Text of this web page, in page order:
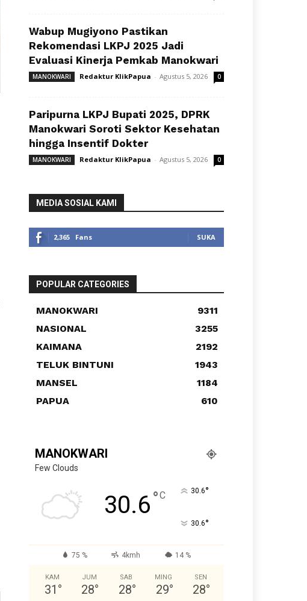
Wabup Mugiyono Pastikan
Rekomendasi LKPJ 2025 Jadi
Evaluasi Kinerja Pemkab Manokwari
MANOKWARI Redaktur KlikPapua - Agustus 5, 2026 0
Paripurna LKPJ Bupati 2025, DPRK
Manokwari Soroti Sektor Kesehatan
hingga Insentif Dokter
MANOKWARI Redaktur KlikPapua - Agustus 5, 2026 0
MEDIA SOSIAL KAMI
2,365 Fans SUKA
POPULAR CATEGORIES
MANOKWARI
9311
NASIONAL
3255
KAIMANA
2192
TELUK BINTUNI
1943
MANSEL
1184
PAPUA
610
MANOKWARI
Few Clouds
30.6°C 30.6°
30.6°
75 % 4kmh 14 %
KAM
31 °
JUM
28°
SAB
28°
MING
29°
SEN
28°